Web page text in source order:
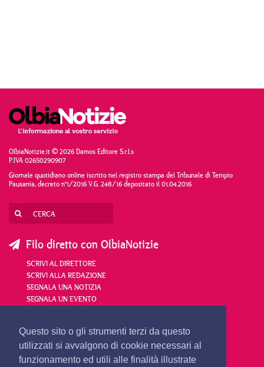
Questo sito o gli strumenti terzi da questo
utilizzati si avvalgono di cookie necessari al
funzionamento ed utili alle finalità illustrate
OlbiaNotizie.it © 2026 Damos Editore S.r.l.s
P.IVA 02650290907
Giornale quotidiano online iscritto nel registro stampa del Tribunale di Tempio
Pausania, decreto n°1/2016 V.G. 248/16 depositato il 01.04.2016
Filo diretto con OlbiaNotizie
SCRIVI AL DIRETTORE
SCRIVI ALLA REDAZIONE
SEGNALA UNA NOTIZIA
SEGNALA UN EVENTO
redazione@olbianotizie.it